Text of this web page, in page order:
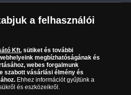
értéke
csütörtökig 9.00 és 17.00
9.00 és 15.00 óra között)
a felhasználói
Kft.sütiket és további
megbízhatóságának és
webes forgalmunk
szabott vásárlási élmény és
Ehhez információt gyűjtünk a
és eszközeikről.